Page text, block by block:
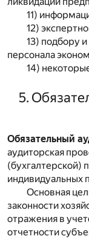
11)
12)
13) подбору
персонала
14)
5.
Обязательный
аудиторская
(бухгалтерской)
индивидуальных
Основная
законности
отражения в
отчетности